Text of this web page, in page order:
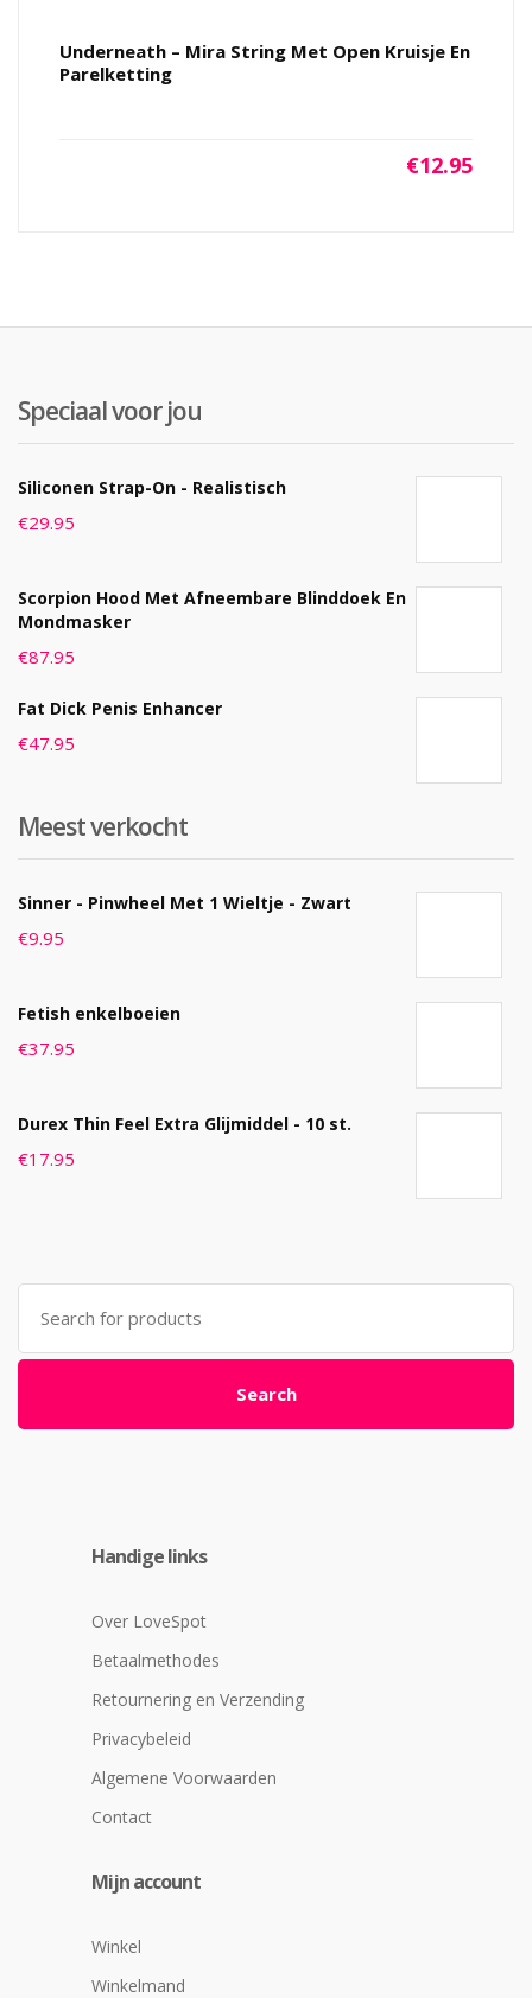
Underneath – Mira String Met Open Kruisje En
Parelketting
€12.95
Speciaal voor jou
Siliconen Strap-On - Realistisch
€29.95
Scorpion Hood Met Afneembare Blinddoek En
Mondmasker
€87.95
Fat Dick Penis Enhancer
€47.95
Meest verkocht
Sinner - Pinwheel Met 1 Wieltje - Zwart
€9.95
Fetish enkelboeien
€37.95
Durex Thin Feel Extra Glijmiddel - 10 st.
€17.95
Search
for:
Search
Handige links
Over LoveSpot
Betaalmethodes
Retournering en Verzending
Privacybeleid
Algemene Voorwaarden
Contact
Mijn account
Winkel
Winkelmand